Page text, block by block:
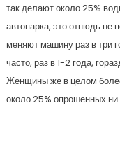
так делают около 25%
автопарка, это отнюдь не
меняют машину раз в три
часто, раз в 1-2 года,
Женщины же в целом
около 25% опрошенных